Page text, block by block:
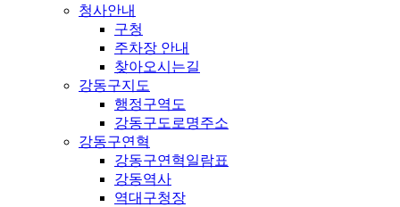
청사안내
구청
주차장 안내
찾아오시는길
강동구지도
행정구역도
강동구도로명주소
강동구연혁
강동구연혁일람표
강동역사
역대구청장